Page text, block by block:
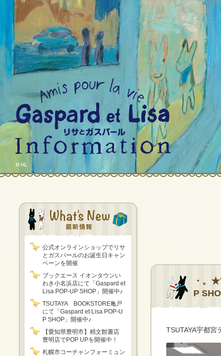
公式オンラインショップでリサ
とガスパールのお誕生日キャン
ペーンを開催
ブックエース イオンタウンい
わき小名浜店にて「Gaspard et
Lisa POP-UP SHOP」開催中♪
TSUTAYA BOOKSTORE亀戸
にて「Gaspard et Lisa POP-U
P SHOP」開催中♪
【愛知県豊明市】精文館書店
豊明店でPOP UPを開催中！
札幌市コーチャンフォーミュン
・。
P
TSUTAYA宇都宮